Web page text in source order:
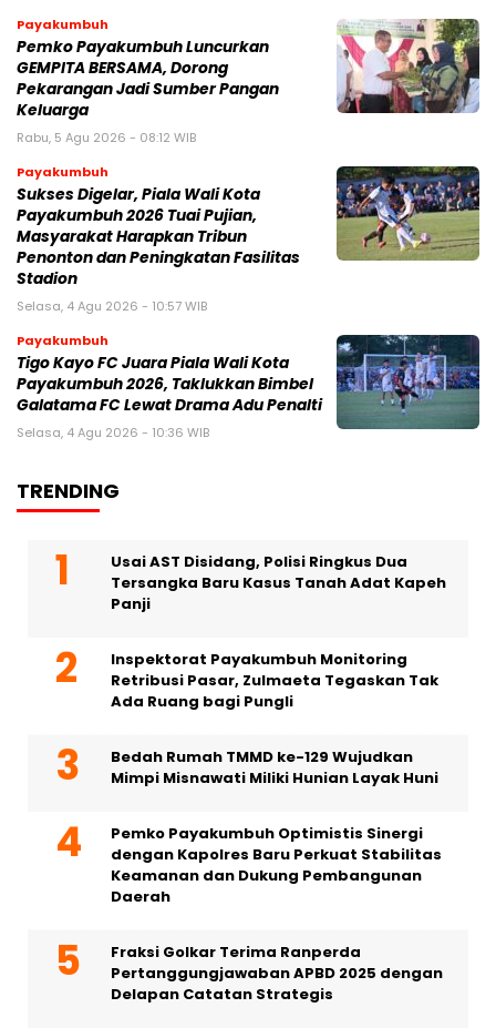
Payakumbuh
Pemko Payakumbuh Luncurkan
GEMPITA BERSAMA, Dorong
Pekarangan Jadi Sumber Pangan
Keluarga
Rabu, 5 Agu 2026 - 08:12 WIB
Payakumbuh
Sukses Digelar, Piala Wali Kota
Payakumbuh 2026 Tuai Pujian,
Masyarakat Harapkan Tribun
Penonton dan Peningkatan Fasilitas
Stadion
Selasa, 4 Agu 2026 - 10:57 WIB
Payakumbuh
Tigo Kayo FC Juara Piala Wali Kota
Payakumbuh 2026, Taklukkan Bimbel
Galatama FC Lewat Drama Adu Penalti
Selasa, 4 Agu 2026 - 10:36 WIB
TRENDING
Usai AST Disidang, Polisi Ringkus Dua
Tersangka Baru Kasus Tanah Adat Kapeh
Panji
Inspektorat Payakumbuh Monitoring
Retribusi Pasar, Zulmaeta Tegaskan Tak
Ada Ruang bagi Pungli
Bedah Rumah TMMD ke-129 Wujudkan
Mimpi Misnawati Miliki Hunian Layak Huni
Pemko Payakumbuh Optimistis Sinergi
dengan Kapolres Baru Perkuat Stabilitas
Keamanan dan Dukung Pembangunan
Daerah
Fraksi Golkar Terima Ranperda
Pertanggungjawaban APBD 2025 dengan
Delapan Catatan Strategis